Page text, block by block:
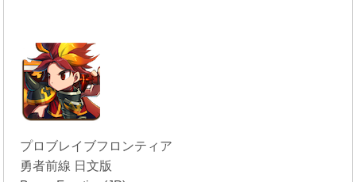
プロブレイブフロンティア
勇者前線 日文版